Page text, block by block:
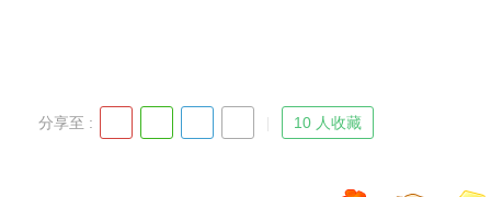
分享至 : 10 人收藏